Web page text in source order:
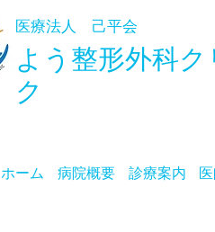
医療法人 己平会
よう整形外科ク
ク
ホーム 病院概要 診療案内